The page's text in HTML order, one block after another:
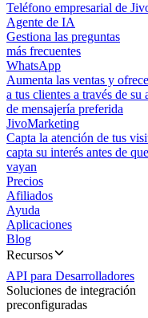
Teléfono empresarial de
Agente de IA
Gestiona las preguntas
más frecuentes
WhatsApp
Aumenta las ventas y
a tus clientes a través de su
de mensajería preferida
JivoMarketing
Capta la atención de tus
capta su interés antes de
vayan
Precios
Afiliados
Ayuda
Aplicaciones
Blog
Recursos
API para Desarrolladores
Soluciones de integración
preconfiguradas